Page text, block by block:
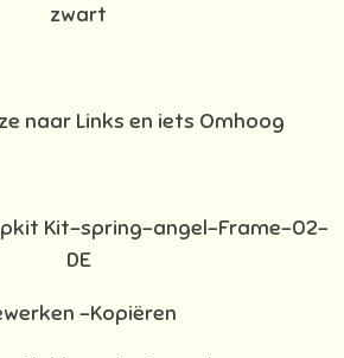
zwart
naar Links en iets Omhoog
Kit-spring-angel-Frame-02-
DE
–Kopiëren